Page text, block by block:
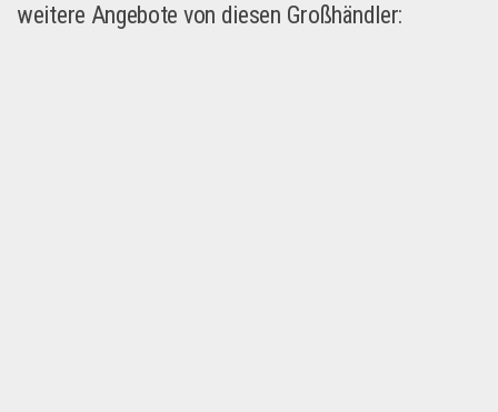
weitere Angebote von diesen Großhändler: